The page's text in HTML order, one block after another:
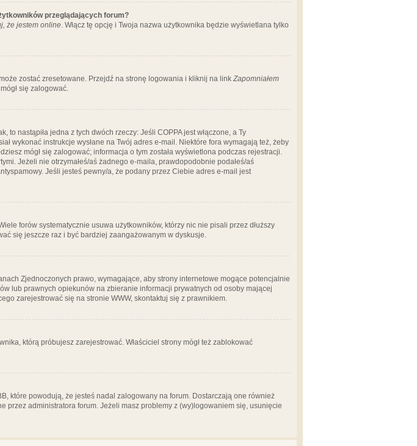
przeglądających forum?
że jestem online. Włącz tę opcję i Twoja nazwa użytkownika będzie wyświetlana tylko
zostać zresetowane. Przejdź na stronę logowania i kliknij na link Zapomniałem
się zalogować.
to nastąpiła jedna z tych dwóch rzeczy: Jeśli COPPA jest włączone, a Ty
wykonać instrukcje wysłane na Twój adres e-mail. Niektóre fora wymagają też, żeby
mógł się zalogować; informacja o tym została wyświetlona podczas rejestracji.
Jeżeli nie otrzymałeś/aś żadnego e-maila, prawdopodobnie podałeś/aś
Jeśli jesteś pewny/a, że podany przez Ciebie adres e-mail jest
forów systematycznie usuwa użytkowników, którzy nic nie pisali przez dłuższy
się jeszcze raz i być bardziej zaangażowanym w dyskusje.
Zjednoczonych prawo, wymagające, aby strony internetowe mogące potencjalnie
lub prawnych opiekunów na zbieranie informacji prywatnych od osoby mającej
zarejestrować się na stronie WWW, skontaktuj się z prawnikiem.
którą próbujesz zarejestrować. Właściciel strony mógł też zablokować
które powodują, że jesteś nadal zalogowany na forum. Dostarczają one również
przez administratora forum. Jeżeli masz problemy z (wy)logowaniem się, usunięcie